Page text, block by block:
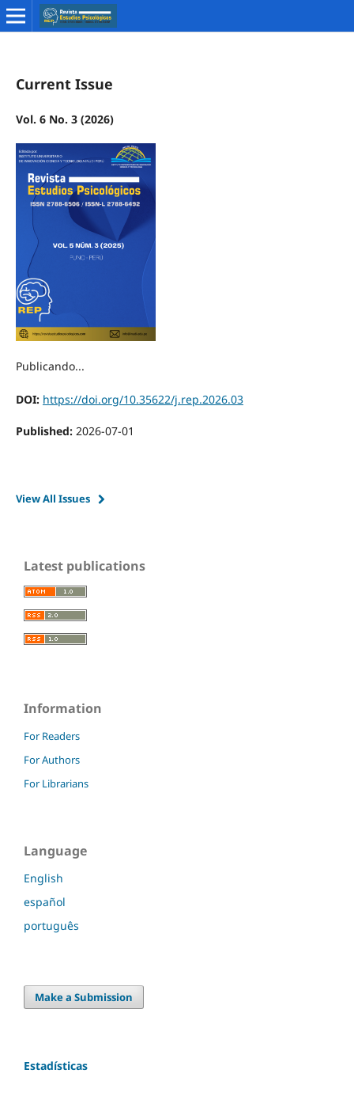
Current Issue
Vol. 6 No. 3 (2026)
Publicando...
DOI: https://doi.org/10.35622/j.rep.2026.03
Published: 2026-07-01
View All Issues
Latest publications
Information
For Readers
For Authors
For Librarians
Language
English
español
português
Make a Submission
Estadísticas